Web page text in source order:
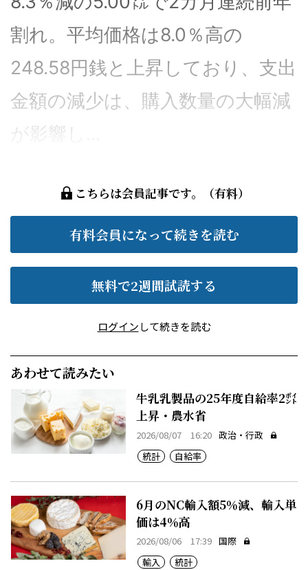
割れ。平均価格は8.0％高の
248.58円銭と上昇しており、支出
金額の減少は、購入数量の大幅減
が影響し...
こちらは会員記事です。（有料）
有料会員になって続きを読む
無料で2週間試読する
ログインして続きを読む
あわせて読みたい
牛乳乳製品の25年度自給率2㌽
上昇・農水省
2026/08/07 16:20 政治・行政
統計
自給率
6月のNC輸入額5％減、輸入単
価は4％高
2026/08/06 17:39 国際
輸入
統計